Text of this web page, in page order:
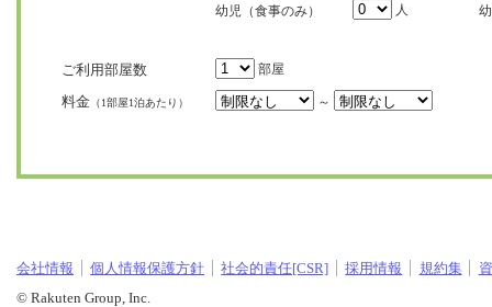
幼児（食事のみ）
人
ご利用部屋数 部屋
料金 （1部屋1泊あたり） ～
会社情報 個人情報保護方針 社会的責任[CSR] 採用情報 規約集
© Rakuten Group, Inc.